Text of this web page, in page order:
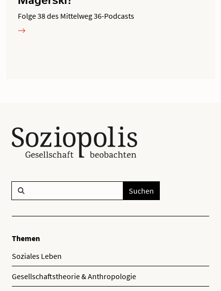
Folge 38 des Mittelweg 36-Podcasts
Suchen
Themen
Soziales Leben
Gesellschaftstheorie & Anthropologie